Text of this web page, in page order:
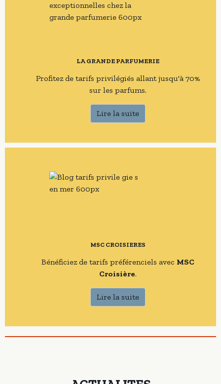
LA GRANDE PARFUMERIE
Profitez de tarifs privilégiés allant jusqu'à 70%
sur les parfums.
Lire la suite
MSC CROISIERES
Bénéficiez de tarifs préférenciels avec MSC
Croisière.
Lire la suite